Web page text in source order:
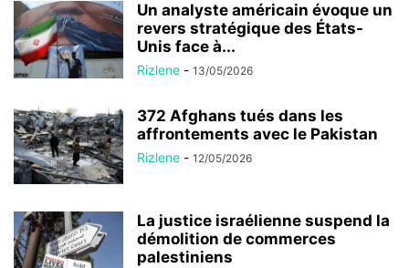
Un analyste américain évoque un
revers stratégique des États-
Unis face à...
Rizlene - 13/05/2026
372 Afghans tués dans les
affrontements avec le Pakistan
Rizlene - 12/05/2026
La justice israélienne suspend la
démolition de commerces
palestiniens